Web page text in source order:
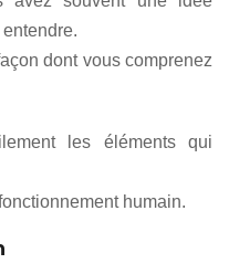
dont vous comprenez
les éléments qui
humain.